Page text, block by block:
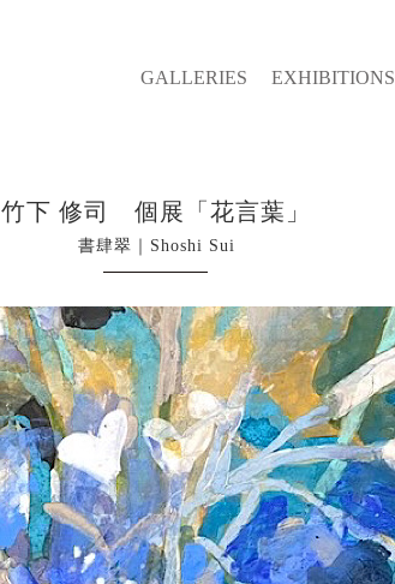
GALLERIES EXHIBITIONS
竹下 修司 個展「花言葉」
書肆翠｜Shoshi Sui